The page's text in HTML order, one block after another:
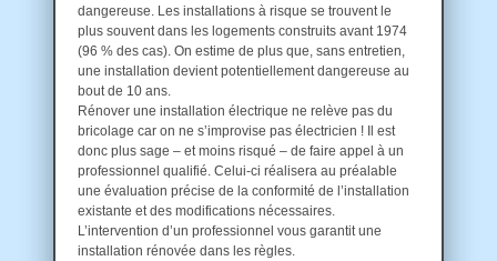
dangereuse. Les installations à risque se trouvent le
plus souvent dans les logements construits avant 1974
(96 % des cas). On estime de plus que, sans entretien,
une installation devient potentiellement dangereuse au
bout de 10 ans.
Rénover une installation électrique ne relève pas du
bricolage car on ne s’improvise pas électricien ! Il est
donc plus sage – et moins risqué – de faire appel à un
professionnel qualifié. Celui-ci réalisera au préalable
une évaluation précise de la conformité de l’installation
existante et des modifications nécessaires.
L’intervention d’un professionnel vous garantit une
installation rénovée dans les règles.